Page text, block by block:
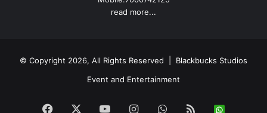
read more...
© Copyright 2026, All Rights Reserved | Blackbucks Studios
Event and Entertainment
Facebook YouTubeInstagramWhatsApp
RSS